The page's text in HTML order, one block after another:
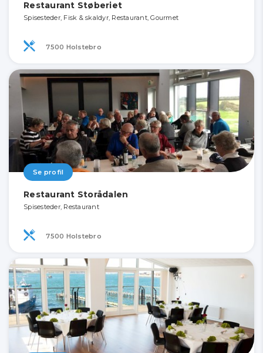
Restaurant Støberiet
Spisesteder, Fisk & skaldyr, Restaurant, Gourmet
7500 Holstebro
Se profil
Restaurant Storådalen
Spisesteder, Restaurant
7500 Holstebro